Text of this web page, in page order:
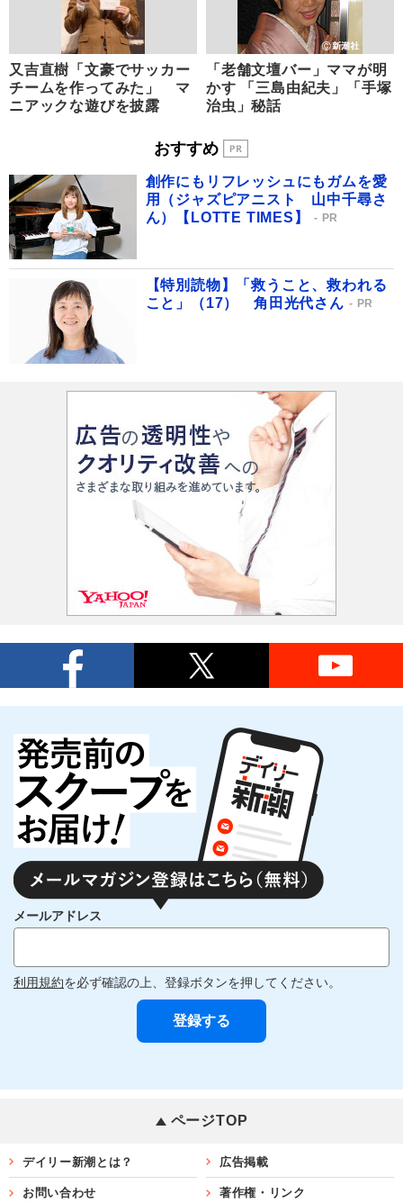
又吉直樹「文豪でサッカー
チームを作ってみた」 マ
ニアックな遊びを披露
「老舗文壇バー」ママが明
かす 「三島由紀夫」「手塚
治虫」秘話
おすすめ
創作にもリフレッシュにもガムを愛
用（ジャズピアニスト 山中千尋さ
ん）【LOTTE TIMES】
PR
【特別読物】「救うこと、救われる
こと」（17） 角田光代さん
PR
メールアドレス
利用規約を必ず確認の上、登録ボタンを押してください。
ページTOP
デイリー新潮とは？ 広告掲載
お問い合わせ 著作権・リンク